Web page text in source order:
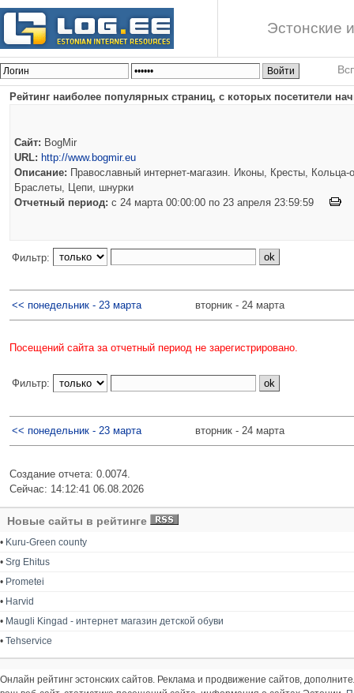
Эстонские
Рейтинг наиболее популярных страниц, с которых посетители
Сайт: BogMir
URL: http://www.bogmir.eu
Описание: Православный интернет-магазин. Иконы, Кресты, Кольца-
Браслеты, Цепи, шнурки
Отчетный период: c 24 марта 00:00:00 по 23 апреля 23:59:59
Фильтр:
<< понедельник - 23 марта вторник - 24 марта
Посещений сайта за отчетный период не зарегистрировано.
Фильтр:
<< понедельник - 23 марта вторник - 24 марта
Создание отчета: 0.0074.
Сейчас: 14:12:41 06.08.2026
Новые сайты в рейтинге
• Kuru-Green county
• Srg Ehitus
• Prometei
• Harvid
• Maugli Kingad - интернет магазин детской обуви
• Tehservice
Онлайн рейтинг эстонских сайтов. Реклама и продвижение сайтов,